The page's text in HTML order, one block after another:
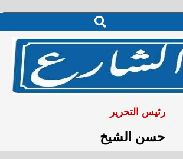
رئيس التحرير
حسن الشيخ